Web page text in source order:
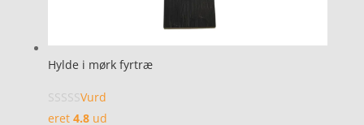
Hylde i mørk fyrtræ
Vurd
eret 4.8ud